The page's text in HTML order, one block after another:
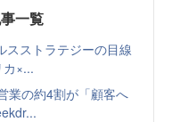
一覧
スストラテジーの目線
×...
業の約4割が「顧客へ